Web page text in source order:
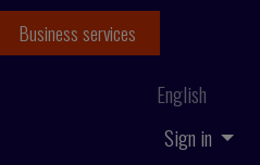
Sign in
English
Business services